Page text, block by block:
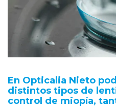
En Opticalia Nieto
distintos tipos de
control de miopía,